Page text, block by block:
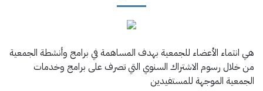
صوتك مسموع
هي انتماء الأعضاء للجمعية بهدف المساهمة في برامج وأنشطة الجمعية
من خلال رسوم الاشتراك السنوي التي تصرف على برامج وخدمات
الجمعية الموجهة للمستفيدين